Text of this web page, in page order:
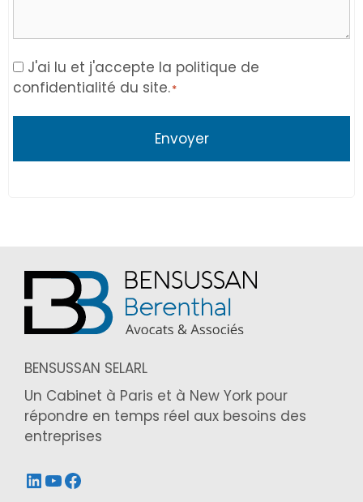
Consent
*
J'ai lu et j'accepte la politique de
confidentialité du site.*
BENSUSSAN SELARL
Un Cabinet à Paris et à New York pour
répondre en temps réel aux besoins des
entreprises
LinkedIn
YouTube
Facebook